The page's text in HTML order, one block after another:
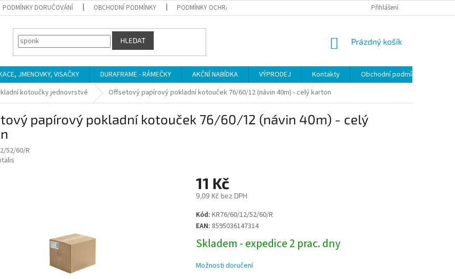
PODMÍNKY DORUČOVÁNÍ OBCHODNÍ PODMÍNKY PODMÍNKY OCHRANY OSOBNÍCH ÚDAJŮ Přihlášení
HLEDAT
NÁKUPNÍ
Prázdný košík
JMENOVKY, VISAČKY DURAFRAME - RÁMEČKY AKČNÍ NABÍDKA VÝPRODEJ Kontakty
Obchodní podmínky
kotoučky jednovrstvé Offsetový papírový pokladní kotouček 76/60/12 (návin 40m) - celý karton
papírový pokladní kotouček 76/60/12 (návin 40m) - celý
52/60/R
11 Kč
9,09 Kč bez DPH
Měrná
cena:
Kód: KR76/60/12/52/60/R
EAN: 8595036147314
Skladem - expedice 2 prac. dny
Možnosti doručení